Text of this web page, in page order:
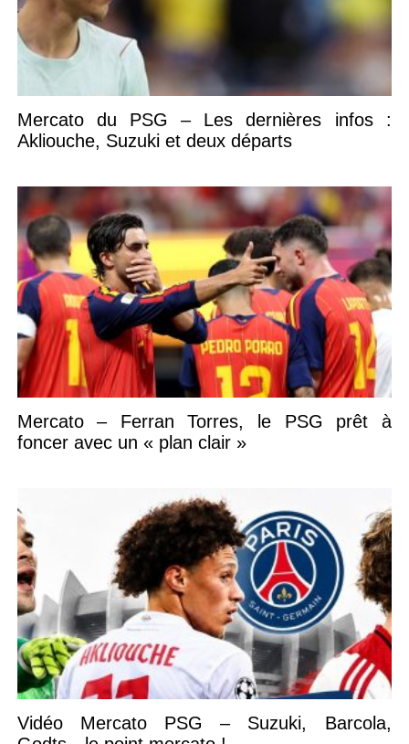
Mercato du PSG – Les dernières infos :
Akliouche, Suzuki et deux départs
Mercato – Ferran Torres, le PSG prêt à
foncer avec un « plan clair »
Vidéo Mercato PSG – Suzuki, Barcola,